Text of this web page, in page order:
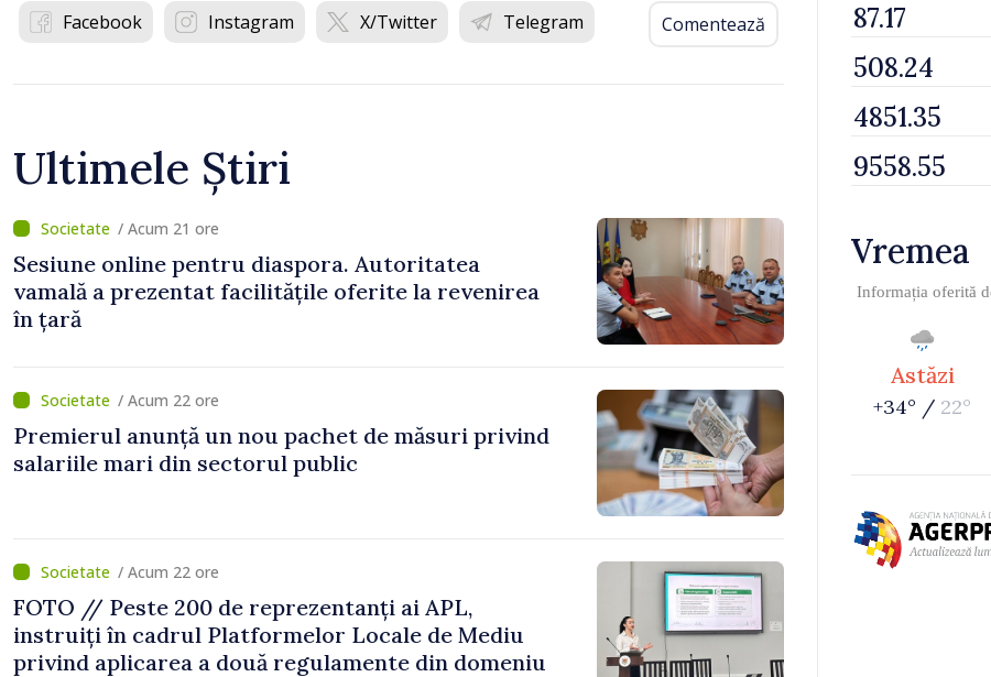
Facebook Instagram X/Twitter Telegram Comentează
Ultimele Știri
/ Acum 21 ore
Sesiune online pentru diaspora. Autoritatea
vamală a prezentat facilitățile oferite la revenirea
în țară
/ Acum 22 ore
Premierul anunță un nou pachet de măsuri privind
salariile mari din sectorul public
/ Acum 22 ore
FOTO // Peste 200 de reprezentanți ai APL,
instruiți în cadrul Platformelor Locale de Mediu
privind aplicarea a două regulamente din domeniu
Vremea
Informația oferită
Astăzi
+34° / 22°